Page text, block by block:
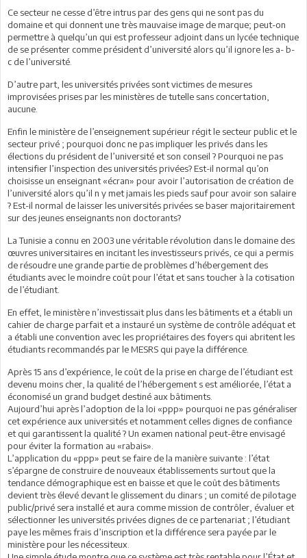
Ce secteur ne cesse d’être intrus par des gens qui ne sont pas du
domaine et qui donnent une très mauvaise image de marque; peut-on
permettre à quelqu’un qui est professeur adjoint dans un lycée technique
de se présenter comme président d’université alors qu’il ignore les a- b-
c de l’université.
D’autre part, les universités privées sont victimes de mesures
improvisées prises par les ministères de tutelle sans concertation,
aucune.
Enfin le ministère de l’enseignement supérieur régit le secteur public et le
secteur privé ; pourquoi donc ne pas impliquer les privés dans les
élections du président de l’université et son conseil ? Pourquoi ne pas
intensifier l’inspection des universités privées? Est-il normal qu’on
choisisse un enseignant «écran» pour avoir l’autorisation de création de
l’université alors qu’il n y met jamais les pieds sauf pour avoir son salaire
? Est-il normal de laisser les universités privées se baser majoritairement
sur des jeunes enseignants non doctorants?
La Tunisie a connu en 2003 une véritable révolution dans le domaine des
œuvres universitaires en incitant les investisseurs privés, ce qui a permis
de résoudre une grande partie de problèmes d’hébergement des
étudiants avec le moindre coût pour l’état et sans toucher à la cotisation
de l’étudiant.
En effet, le ministère n’investissait plus dans les bâtiments et a établi un
cahier de charge parfait et a instauré un système de contrôle adéquat et
a établi une convention avec les propriétaires des foyers qui abritent les
étudiants recommandés par le MESRS qui paye la différence.
Après 15 ans d’expérience, le coût de la prise en charge de l’étudiant est
devenu moins cher, la qualité de l’hébergement s est améliorée, l’état a
économisé un grand budget destiné aux bâtiments.
Aujourd’hui après l’adoption de la loi «ppp» pourquoi ne pas généraliser
cet expérience aux universités et notamment celles dignes de confiance
et qui garantissent la qualité ? Un examen national peut-être envisagé
pour éviter la formation au «rabais».
L’application du «ppp» peut se faire de la manière suivante : l’état
s’épargne de construire de nouveaux établissements surtout que la
tendance démographique est en baisse et que le coût des bâtiments
devient très élevé devant le glissement du dinars ; un comité de pilotage
public/privé sera installé et aura comme mission de contrôler, évaluer et
sélectionner les universités privées dignes de ce partenariat ; l’étudiant
paye les mêmes frais d’inscription et la différence sera payée par le
ministère pour les nécessiteux.